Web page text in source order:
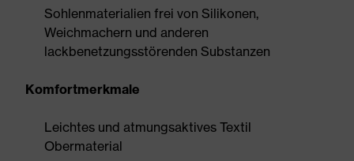
Sohlenmaterialien frei von Silikonen,
Weichmachern und anderen
lackbenetzungsstörenden Substanzen
Komfortmerkmale
Leichtes und atmungsaktives Textil
Obermaterial